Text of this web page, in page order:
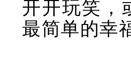
开开玩笑，
最简单的幸